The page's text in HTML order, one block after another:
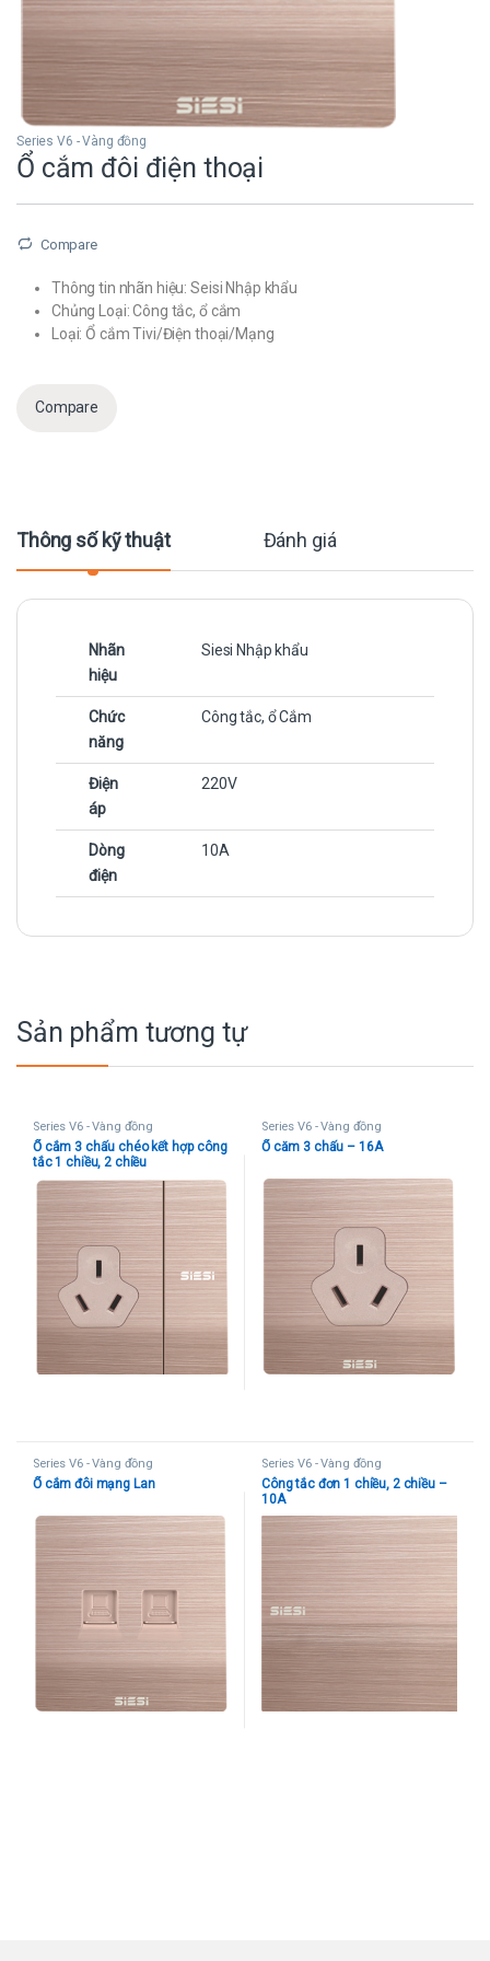
Series V6 - Vàng đồng
Ổ cắm đôi điện thoại
Compare
Thông tin nhãn hiệu: Seisi Nhập khẩu
Chủng Loại: Công tắc, ổ cắm
Loại: Ổ cắm Tivi/Điện thoại/Mạng
Compare
Thông số kỹ thuật Đánh giá
Nhãn
hiệu
Siesi Nhập khẩu
Chức
năng
Công tắc, ổ Cắm
Điện
áp
220V
Dòng
điện
10A
Sản phẩm tương tự
Series V6 - Vàng đồng
Ổ cắm 3 chấu chéo kết hợp công
tắc 1 chiều, 2 chiều
Series V6 - Vàng đồng
Ổ căm 3 chấu – 16A
Series V6 - Vàng đồng
Ổ cắm đôi mạng Lan
Series V6 - Vàng đồng
Công tắc đơn 1 chiều, 2 chiều –
10A